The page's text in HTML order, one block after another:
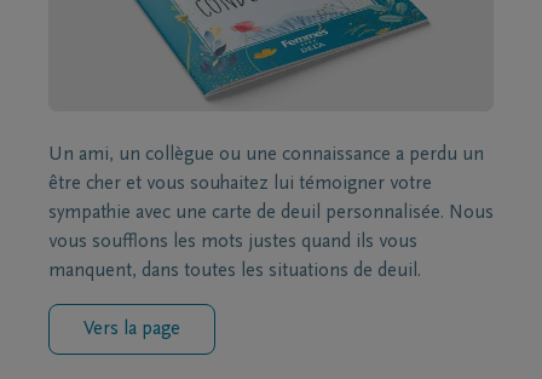
Un ami, un collègue ou une connaissance a perdu un
être cher et vous souhaitez lui témoigner votre
sympathie avec une carte de deuil personnalisée. Nous
vous soufflons les mots justes quand ils vous
manquent, dans toutes les situations de deuil.
Vers la page